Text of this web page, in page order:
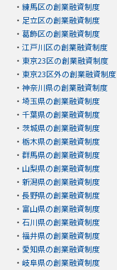
・ 練馬区の創業融資制度
・ 足立区の創業融資制度
・ 葛飾区の創業融資制度
・ 江戸川区の創業融資制度
・ 東京23区の創業融資制度
・ 東京23区外の創業融資制度
・ 神奈川県の創業融資制度
・ 埼玉県の創業融資制度
・ 千葉県の創業融資制度
・ 茨城県の創業融資制度
・ 栃木県の創業融資制度
・ 群馬県の創業融資制度
・ 山梨県の創業融資制度
・ 新潟県の創業融資制度
・ 長野県の創業融資制度
・ 富山県の創業融資制度
・ 石川県の創業融資制度
・ 福井県の創業融資制度
・ 愛知県の創業融資制度
・ 岐阜県の創業融資制度